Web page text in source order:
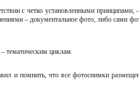
с четко установленными принципами,
– документальное фото, либо сами
тематическим циклам.
и помнить, что все фотоснимки